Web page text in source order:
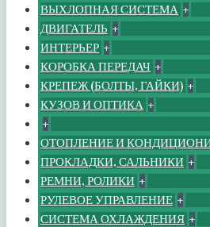
ВЫХЛОПНАЯ СИСТЕМА +
ДВИГАТЕЛЬ +
ИНТЕРЬЕР +
КОРОБКА ПЕРЕДАЧ +
КРЕПЕЖ (БОЛТЫ, ГАЙКИ) +
КУЗОВ И ОПТИКА +
+
ОТОПЛЕНИЕ И
ПРОКЛАДКИ, САЛЬНИКИ +
РЕМНИ, РОЛИКИ +
РУЛЕВОЕ УПРАВЛЕНИЕ +
СИСТЕМА ОХЛАЖДЕНИЯ +